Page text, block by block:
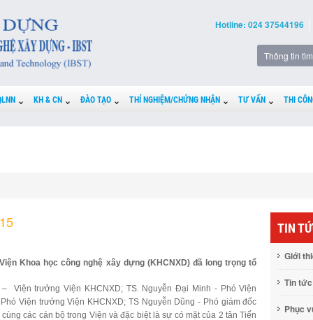
Hotline: 024 37544196
KH & CN ĐÀO TẠO THÍ NGHIỆM/CHỨNG NHẬN TƯ VẤN THI
Khoa học công nghệ xây dựng (KHCNXD) đã long trọng tổ
Viện trưởng Viện KHCNXD; TS. Nguyễn Đại Minh - Phó Viện
Viện trưởng Viện KHCNXD; TS Nguyễn Dũng - Phó giám đốc
các cán bộ trong Viện và đặc biệt là sự có mặt của 2 tân Tiến
TIN
Giới
Tin tức
Phục